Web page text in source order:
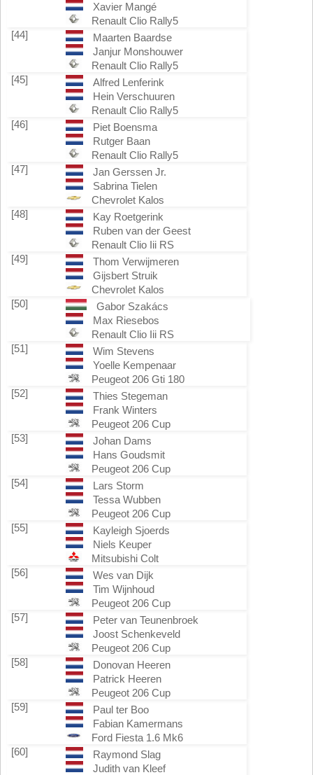
Xavier Mangé
Renault Clio Rally5
[44]
Maarten Baardse
Janjur Monshouwer
Renault Clio Rally5
[45]
Alfred Lenferink
Hein Verschuuren
Renault Clio Rally5
[46]
Piet Boensma
Rutger Baan
Renault Clio Rally5
[47]
Jan Gerssen Jr.
Sabrina Tielen
Chevrolet Kalos
[48]
Kay Roetgerink
Ruben van der Geest
Renault Clio Iii RS
[49]
Thom Verwijmeren
Gijsbert Struik
Chevrolet Kalos
[50]
Gabor Szakács
Max Riesebos
Renault Clio Iii RS
[51]
Wim Stevens
Yoelle Kempenaar
Peugeot 206 Gti 180
[52]
Thies Stegeman
Frank Winters
Peugeot 206 Cup
[53]
Johan Dams
Hans Goudsmit
Peugeot 206 Cup
[54]
Lars Storm
Tessa Wubben
Peugeot 206 Cup
[55]
Kayleigh Sjoerds
Niels Keuper
Mitsubishi Colt
[56]
Wes van Dijk
Tim Wijnhoud
Peugeot 206 Cup
[57]
Peter van Teunenbroek
Joost Schenkeveld
Peugeot 206 Cup
[58]
Donovan Heeren
Patrick Heeren
Peugeot 206 Cup
[59]
Paul ter Boo
Fabian Kamermans
Ford Fiesta 1.6 Mk6
[60]
Raymond Slag
Judith van Kleef